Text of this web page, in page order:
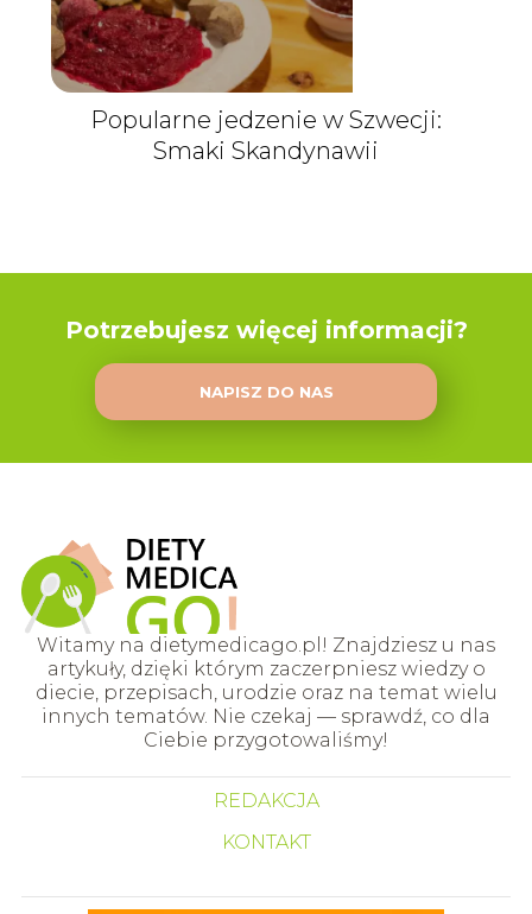
Popularne jedzenie w Szwecji:
Smaki Skandynawii
Potrzebujesz więcej informacji?
NAPISZ DO NAS
Witamy na dietymedicago.pl! Znajdziesz u nas
artykuły, dzięki którym zaczerpniesz wiedzy o
diecie, przepisach, urodzie oraz na temat wielu
innych tematów. Nie czekaj — sprawdź, co dla
Ciebie przygotowaliśmy!
REDAKCJA
KONTAKT